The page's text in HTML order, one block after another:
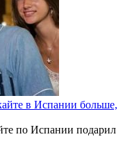
в Испании больше,
по Испании подарил